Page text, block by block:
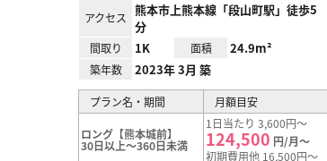
アクセス
熊本市上熊本線「段山町駅」徒歩5
分
間取り 1K 面積 24.9m²
築年数 2023年 3月 築
プラン名・期間 月額目安
ロング【熊本城前】
30日以上～360日未満
1日当たり 3,600円～
124,500 円/月～
初期費用他 16,500円～